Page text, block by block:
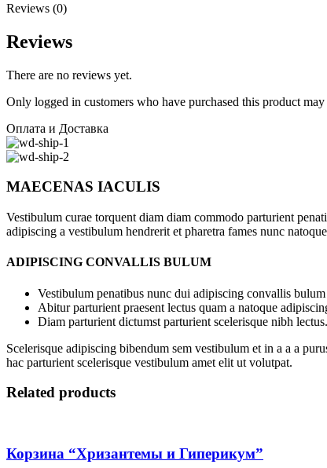
Reviews (0)
Reviews
There are no reviews yet.
Only logged in customers who have purchased this product
Оплата и Доставка
MAECENAS IACULIS
Vestibulum curae torquent diam diam commodo parturient
adipiscing a vestibulum hendrerit et pharetra fames nunc
ADIPISCING CONVALLIS BULUM
Vestibulum penatibus nunc dui adipiscing convallis bulum
Abitur parturient praesent lectus quam a natoque
Diam parturient dictumst parturient scelerisque nibh lectus.
Scelerisque adipiscing bibendum sem vestibulum et in a a a
hac parturient scelerisque vestibulum amet elit ut volutpat.
Related products
Корзина “Хризантемы и Гиперикум”